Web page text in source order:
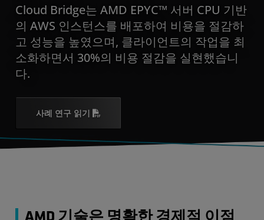
Cloud Bridge는 AMD EPYC™ 서버 CPU 기반
의 AWS 인스턴스를 배포하여 비용을 절감하
고 성능을 높였으며, 클라이언트의 작업을 최
소화하면서 30%의 비용 절감을 실현했습니
다.
사례 연구 읽기